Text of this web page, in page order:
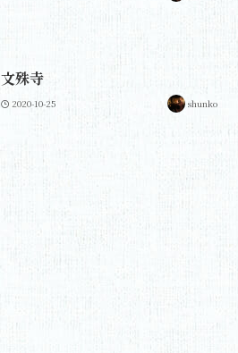
文殊寺
2020-10-25 shunko